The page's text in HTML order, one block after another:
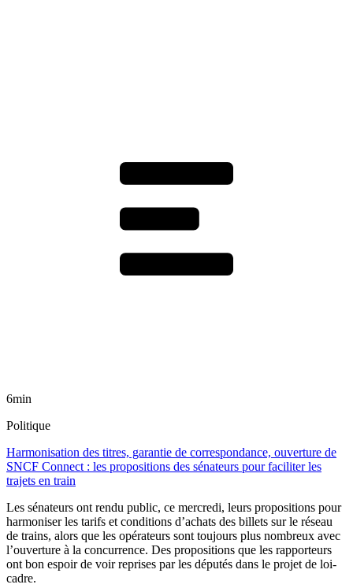
6min
Politique
Harmonisation des titres, garantie de correspondance, ouverture de
SNCF Connect : les propositions des sénateurs pour faciliter les
trajets en train
Les sénateurs ont rendu public, ce mercredi, leurs propositions pour
harmoniser les tarifs et conditions d’achats des billets sur le réseau
de trains, alors que les opérateurs sont toujours plus nombreux avec
l’ouverture à la concurrence. Des propositions que les rapporteurs
ont bon espoir de voir reprises par les députés dans le projet de loi-
cadre.